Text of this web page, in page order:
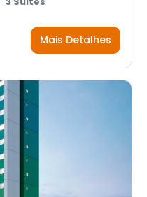
Mais Detalhes